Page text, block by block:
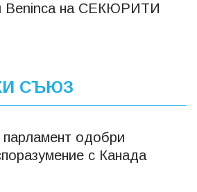
Beninca на СЕКЮРИТИ
СЪЮЗ
парламент одобри
с Канада